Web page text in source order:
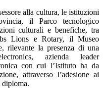
alla cultura, le istituzioni
il Parco tecnologico
culturali e benefiche, tra
Lions e Rotary, il Museo
rilevante la presenza di una
azienda leader
con cui l’Istituto ha da
attraverso l’adesione ai